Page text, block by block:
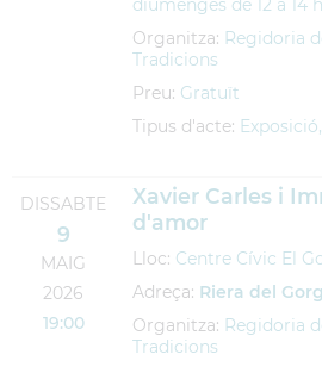
diumenges de 12 a 14 h
Organitza: Regidoria
Tradicions
Preu: Gratuït
Tipus d'acte: Exposició,
DISSABTE
9
MAIG
2026
19:00
Xavier Carles i
d'amor
Lloc: Centre Cívic El
Adreça: Riera del
Organitza: Regidoria
Tradicions